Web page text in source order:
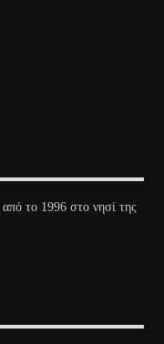
το 1996 στο νησί της